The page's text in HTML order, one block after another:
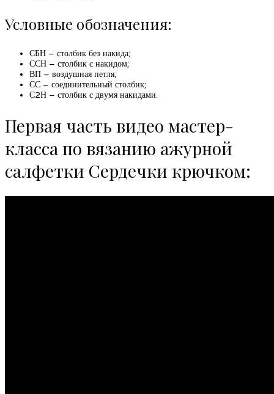
Условные обозначения:
СБН – столбик без накида;
ССН – столбик с накидом;
ВП – воздушная петля;
СС – соединительный столбик;
С2Н – столбик с двумя накидами.
Первая часть видео мастер-
класса по вязанию ажурной
салфетки Сердечки крючком: